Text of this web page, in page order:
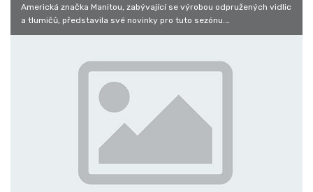
Americká značka Manitou, zabývající se výrobou odpružených vidlic
a tlumičů, představila své novinky pro tuto sezónu.
Nejvýznamnější…